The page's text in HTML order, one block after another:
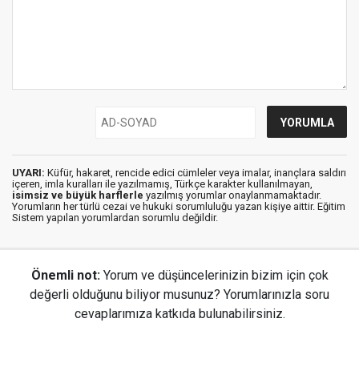
UYARI: Küfür, hakaret, rencide edici cümleler veya imalar, inançlara saldırı
içeren, imla kuralları ile yazılmamış, Türkçe karakter kullanılmayan,
isimsiz ve büyük harflerle yazılmış yorumlar onaylanmamaktadır.
Yorumların her türlü cezai ve hukuki sorumluluğu yazan kişiye aittir. Eğitim
Sistem yapılan yorumlardan sorumlu değildir.
Önemli not: Yorum ve düşüncelerinizin bizim için çok
değerli olduğunu biliyor musunuz? Yorumlarınızla soru
cevaplarımıza katkıda bulunabilirsiniz.